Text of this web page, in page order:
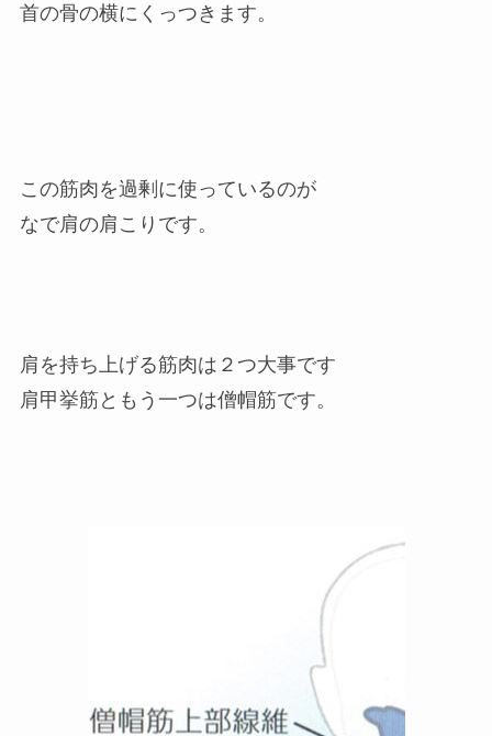
首の骨の横にくっつきます。
この筋肉を過剰に使っているのが
なで肩の肩こりです。
肩を持ち上げる筋肉は２つ大事です
肩甲挙筋ともう一つは僧帽筋です。